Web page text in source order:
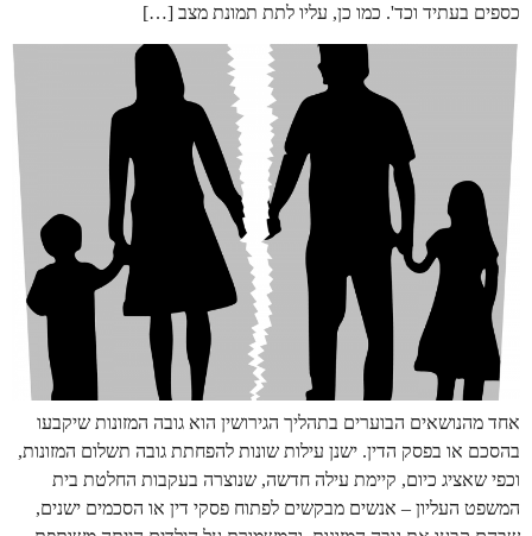
כספים בעתיד וכד'. כמו כן, עליו לתת תמונת מצב […]
אחד מהנושאים הבוערים בתהליך הגירושין הוא גובה המזונות שיקבעו
בהסכם או בפסק הדין. ישנן עילות שונות להפחתת גובה תשלום המזונות,
וכפי שאציג כיום, קיימת עילה חדשה, שנוצרה בעקבות החלטת בית
המשפט העליון – אנשים מבקשים לפתוח פסקי דין או הסכמים ישנים,